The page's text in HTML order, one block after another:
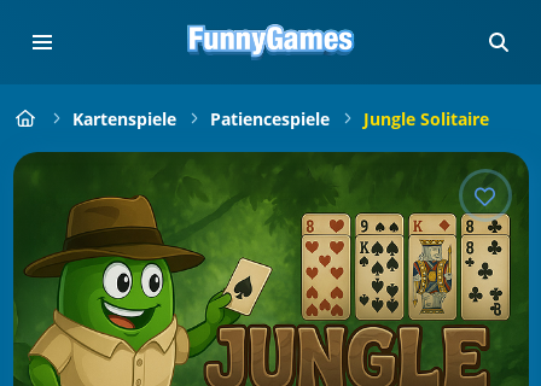
Kartenspiele Patiencespiele Jungle Solitaire